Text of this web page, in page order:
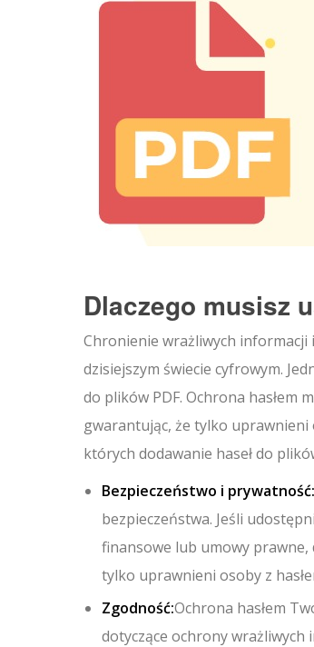
Dlaczego musisz
Chronienie wrażliwych
dzisiejszym świecie cyfrowym.
do plików PDF. Ochrona hasłem
gwarantując, że tylko
których dodawanie haseł do
Bezpieczeństwo i prywatność:
bezpieczeństwa. Jeśli
finansowe lub umowy prawne,
tylko uprawnieni osoby z
Zgodność:Ochrona hasłem
dotyczące ochrony wrażliwych